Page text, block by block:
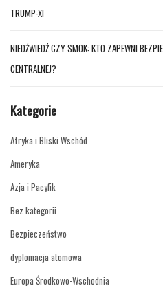
TRUMP-XI
NIEDŹWIEDŹ CZY SMOK: KTO ZAPEWNI
CENTRALNEJ?
Kategorie
Afryka i Bliski Wschód
Ameryka
Azja i Pacyfik
Bez kategorii
Bezpieczeństwo
dyplomacja atomowa
Europa Środkowo-Wschodnia